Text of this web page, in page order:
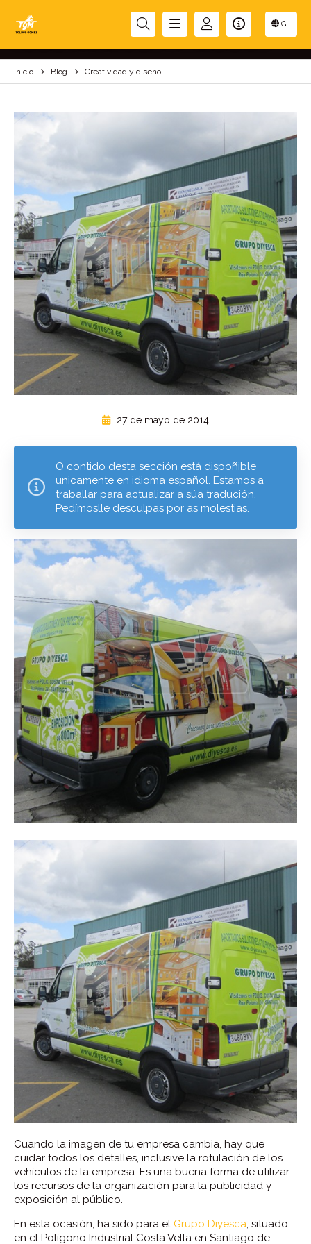
GL
CREATIVIDAD Y DISEÑO
Inicio Blog Creatividad y diseño
27 de mayo de 2014
O contido desta sección está dispoñible
unicamente en idioma español. Estamos a
traballar para actualizar a súa tradución.
Pedímoslle desculpas por as molestias.
Cuando la imagen de tu empresa cambia, hay que
cuidar todos los detalles, inclusive la rotulación de los
vehículos de la empresa. Es una buena forma de utilizar
los recursos de la organización para la publicidad y
exposición al público.
En esta ocasión, ha sido para el Grupo Diyesca, situado
en el Polígono Industrial Costa Vella en Santiago de